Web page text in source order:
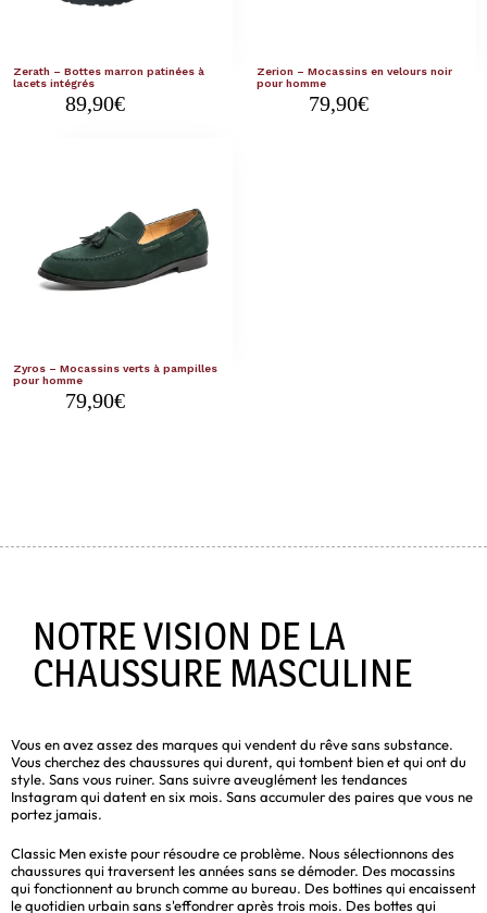
Zerath – Bottes marron patinées à
lacets intégrés
89,90€
Zerion – Mocassins en velours noir
pour homme
79,90€
Zyros – Mocassins verts à pampilles
pour homme
79,90€
NOTRE VISION DE LA
CHAUSSURE MASCULINE
Vous en avez assez des marques qui vendent du rêve sans substance.
Vous cherchez des chaussures qui durent, qui tombent bien et qui ont du
style. Sans vous ruiner. Sans suivre aveuglément les tendances
Instagram qui datent en six mois. Sans accumuler des paires que vous ne
portez jamais.
Classic Men existe pour résoudre ce problème. Nous sélectionnons des
chaussures qui traversent les années sans se démoder. Des mocassins
qui fonctionnent au brunch comme au bureau. Des bottines qui encaissent
le quotidien urbain sans s'effondrer après trois mois. Des bottes qui